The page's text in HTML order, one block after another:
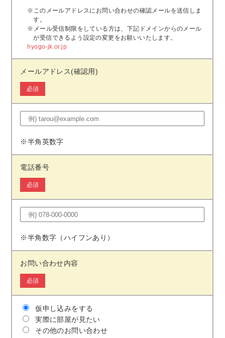
※このメールアドレスにお問い合わせの確認メールを送信しま
す。
※メール受信制限をしている方は、下記ドメインからのメール
が受信できるよう設定の変更をお願いいたします。
hyogo-jk.or.jp
メールアドレス(確認用)
必須
※半角英数字
電話番号
必須
※半角数字（ハイフンあり）
お問い合わせ内容
必須
仮申し込みをする
実際に部屋が見たい
その他のお問い合わせ